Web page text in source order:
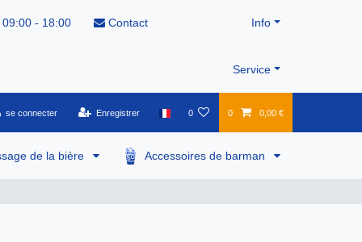
- 18:00 Contact Info
Service
se connecter Enregistrer 0 0 0,00 €
de la bière Accessoires de barman